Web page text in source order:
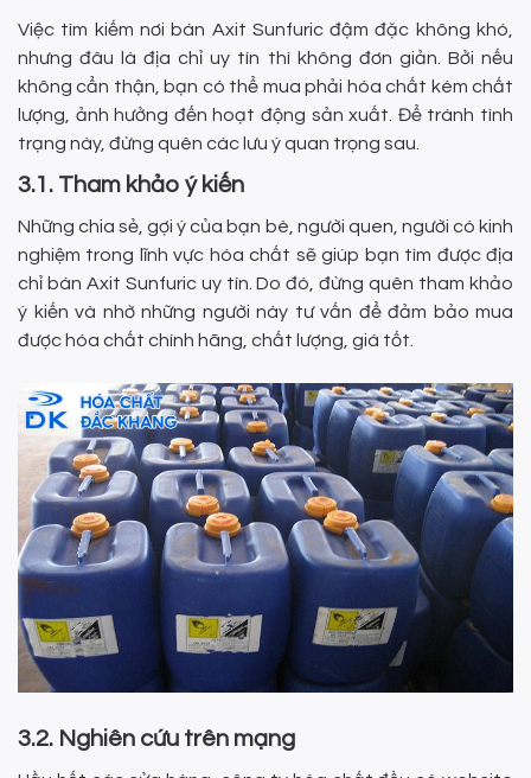
Việc tìm kiếm nơi bán Axit Sunfuric đậm đặc không khó,
nhưng đâu là địa chỉ uy tín thì không đơn giản. Bởi nếu
không cẩn thận, bạn có thể mua phải hóa chất kém chất
lượng, ảnh hưởng đến hoạt động sản xuất. Để tránh tình
trạng này, đừng quên các lưu ý quan trọng sau.
3.1. Tham khảo ý kiến
Những chia sẻ, gợi ý của bạn bè, người quen, người có kinh
nghiệm trong lĩnh vực hóa chất sẽ giúp bạn tìm được địa
chỉ bán Axit Sunfuric uy tín. Do đó, đừng quên tham khảo
ý kiến và nhờ những người này tư vấn để đảm bảo mua
được hóa chất chính hãng, chất lượng, giá tốt.
3.2. Nghiên cứu trên mạng